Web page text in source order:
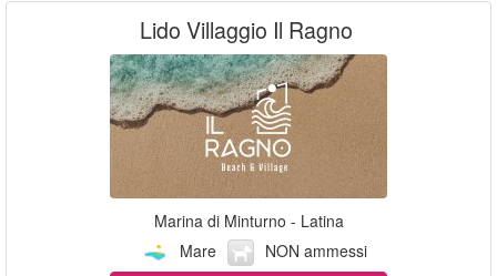
Lido Villaggio Il Ragno
Marina di Minturno - Latina
Mare
NON ammessi